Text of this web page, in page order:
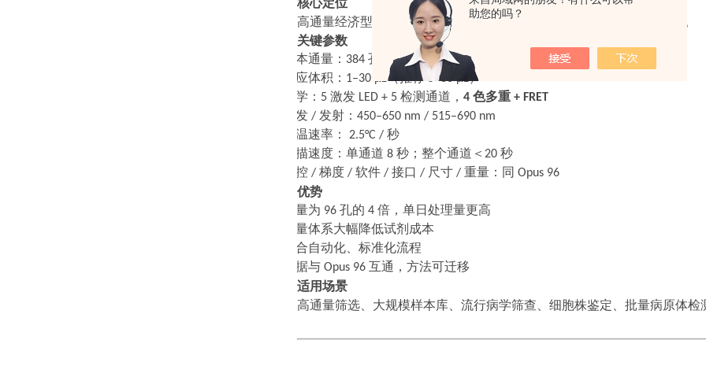
助您的吗？
核心定位
高通量经济型 qPCR，适合大批量样本、药物筛选、样本库、流行病学。
关键参数
样本通量： 384 孔（高密度）
反应体积： 1–30 μL（推荐 5–30 μL）
光学： 5 激发 LED + 5 检测通道， 4 色多重 + FRET
激发 / 发射： 450–650 nm / 515–690 nm
升温速率： 2.5°C / 秒
扫描速度：单通道 8 秒；整个通道＜ 20 秒
温控 / 梯度 / 软件 / 接口 / 尺寸 / 重量：同 Opus 96
优势
通量为 96 孔的 4 倍，单日处理量更高
微量体系大幅降低试剂成本
适合自动化、标准化流程
数据与 Opus 96 互通，方法可迁移
适用场景
高通量筛选、大规模样本库、流行病学筛查、细胞株鉴定、批量病原体检